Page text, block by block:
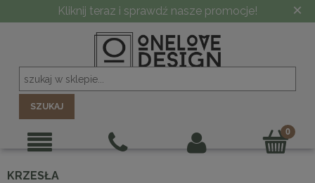
Kliknij teraz i sprawdź nasze promocje! ×
SZUKAJ
KRZESŁA